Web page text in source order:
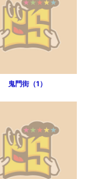
鬼門街（1）